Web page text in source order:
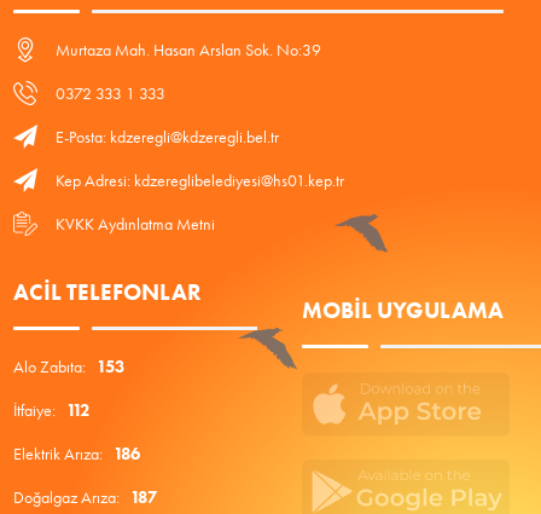
Murtaza Mah. Hasan Arslan Sok. No:39
0372 333 1 333
E-Posta: kdzeregli@kdzeregli.bel.tr
Kep Adresi: kdzereglibelediyesi@hs01.kep.tr
KVKK Aydınlatma Metni
ACIL TELEFONLAR
Alo Zabıta: 153
İtfaiye: 112
Elektrik Arıza: 186
Doğalgaz Arıza: 187
MOBIL UYGULAMA